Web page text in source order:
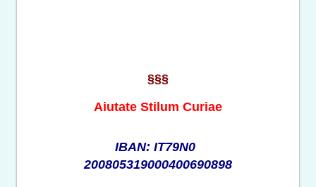
§§§
Aiutate Stilum Curiae
IBAN: IT79N0
200805319000400690898